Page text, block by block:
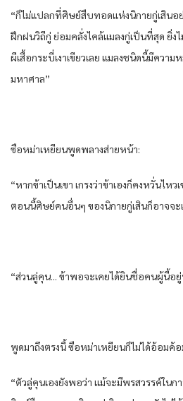
“ก็​ไม่แปลกที่​ศิษย์​สืบทอด​แห่ง​นิกาย​กู่​เสิน​อ
ฝึกฝน​วิถี​กู่​ ย่อม​คลั่งไคล้​แมลง​กู่​เป็น​ที่สุด​ ยิ่ง​
ผีเสื้อ​กระบี่​เงาเขียว​เลย​ แมลง​ชนิด​นี้​มีควา
มหาศาล​”
ซือ​หม่า​เหยียน​พูด​พลาง​ส่ายหน้า​:
“หาก​ข้า​เป็น​เขา​ เกรง​ว่า​ข้า​เอง​ก็​คง​หวั่นไห
ตอนนี้​ศิษย์​คนอื่นๆ​ ของ​นิกาย​กู่​เสิน​ก็​อาจจะ​เ
“ส่วน​ลู่​คุ​น.​.. ข้า​พอ​จะเคย​ได้ยิน​ชื่อ​คน​ผู้​นี้​อยู่​
พูด​มาถึงตรงนี้​ ซือ​หม่า​เหยียน​ก็​ไม่ได้​อ้อมค้
“ตัว​ลู่​คุ​น​เอง​ยัง​พอ​ว่า​ แม้จะมีพรสวรรค์​ใน​ก